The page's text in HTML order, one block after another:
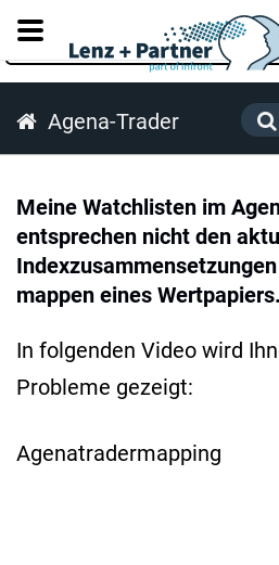
Agena-Trader
Meine Watchlisten im
entsprechen nicht den
mappen eines Wertpapiers.
In folgenden Video wird
Probleme gezeigt:
Agenatradermapping